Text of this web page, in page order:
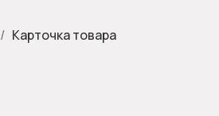
/ Карточка товара